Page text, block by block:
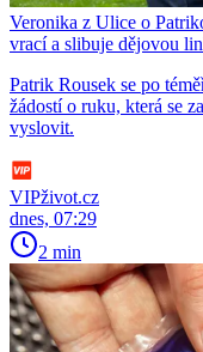
Veronika z Ulice o
vrací a slibuje dějovou
Patrik Rousek se po
žádostí o ruku, která se
vyslovit.
VIPživot.cz
dnes, 07:29
2 min